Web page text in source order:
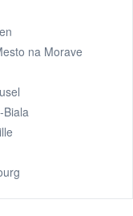
na Morave
Biala